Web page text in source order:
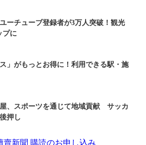
ーチューブ登録者が3万人突破！観光
プに
ス」がもっとお得に！利用できる駅・施
、スポーツを通じて地域貢献 サッカ
押し